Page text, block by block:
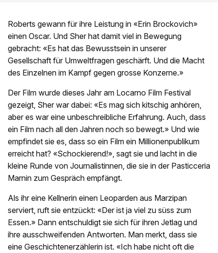
Roberts gewann für ihre Leistung in «Erin Brockovich»
einen Oscar. Und Sher hat damit viel in Bewegung
gebracht: «Es hat das Bewusstsein in unserer
Gesellschaft für Umweltfragen geschärft. Und die Macht
des Einzelnen im Kampf gegen grosse Konzerne.»
Der Film wurde dieses Jahr am Locarno Film Festival
gezeigt, Sher war dabei: «Es mag sich kitschig anhören,
aber es war eine unbeschreibliche Erfahrung. Auch, dass
ein Film nach all den Jahren noch so bewegt.» Und wie
empfindet sie es, dass so ein Film ein Millionenpublikum
erreicht hat? «Schockierend!», sagt sie und lacht in die
kleine Runde von Journalistinnen, die sie in der Pasticceria
Marnin zum Gespräch empfängt.
Als ihr eine Kellnerin einen Leoparden aus Marzipan
serviert, ruft sie entzückt: «Der ist ja viel zu süss zum
Essen.» Dann entschuldigt sie sich für ihren Jetlag und
ihre ausschweifenden Antworten. Man merkt, dass sie
eine Geschichtenerzählerin ist. «Ich habe nicht oft die